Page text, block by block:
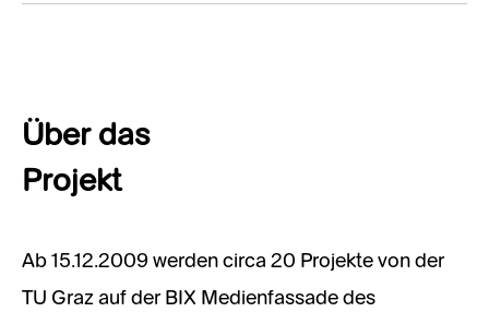
Über das
Projekt
Ab 15.12.2009 werden circa 20 Projekte von der
TU Graz auf der BIX Medienfassade des